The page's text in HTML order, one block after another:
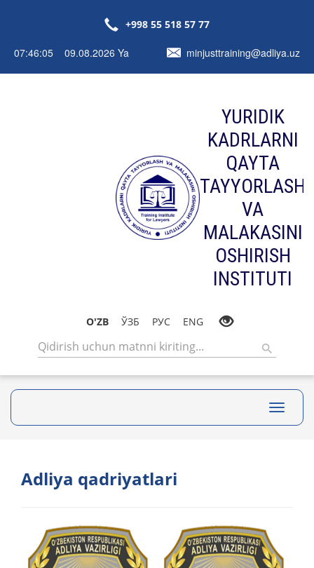
+998 55 518 57 77
07:46:05 09.08.2026 Ya minjusttraining@adliya.uz
YURIDIK
KADRLARNI
QAYTA
TAYYORLASH
VA
MALAKASINI
OSHIRISH
INSTITUTI
O'ZB ЎЗБ РУС ENG
Toggle
Adliya qadriyatlari